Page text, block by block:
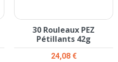
30 Rouleaux PEZ
Pétillants 42g
Prix
24,08 €